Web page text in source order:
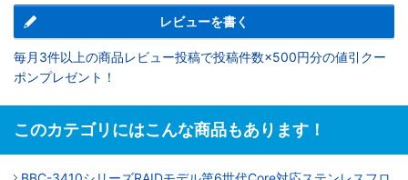
レビューを書く
毎月3件以上の商品レビュー投稿で投稿件数×500円分の値引クー
ポンプレゼント！
このカテゴリにはこんな商品もあります！